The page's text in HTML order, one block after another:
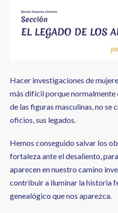
ayuda
a
la
Hacer investigaciones de
más difícil porque
de las figuras masculinas, no se
oficios, sus legados.
Hemos conseguido salvar los
fortaleza ante el desaliento,
aparecen en nuestro camino
contribuir a iluminar la historia
genealógico que nos aparezca.